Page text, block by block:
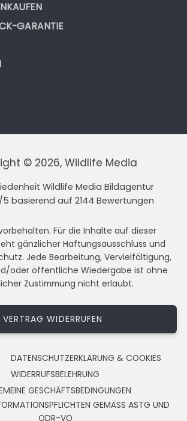
GARANTIE
© 2026, Wildlife Media
Wildlife Media Bildagentur
5 basierend auf 2144 Bewertungen
Für die Inhalte auf dieser
gänzlicher Haftungsausschluss und
Jede Bearbeitung, Vervielfältigung,
oder öffentliche Wiedergabe ist ohne
Zustimmung nicht erlaubt.
VERTRAG WIDERRUFEN
DATENSCHUTZERKLÄRUNG & COOKIES
WIDERRUFSBELEHRUNG
GESCHÄFTSBEDINGUNGEN
GEMÄSS ASTG UND
ODR-VO